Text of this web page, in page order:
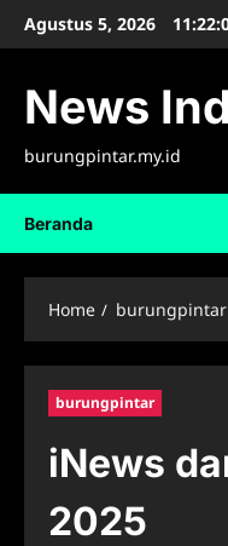
SkipAgustus 5, 2026
News
burungpintar.my.id
Beranda
Home burungpintar
burungpintar
iNews
2025